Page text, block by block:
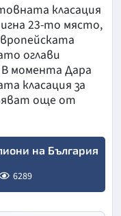
класация
23-то място,
оглави
момента Дара
класация за
още от
на България
6289